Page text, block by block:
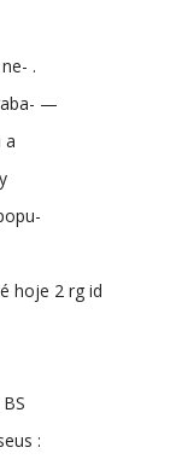
.
—
a
hoje 2 rg id
: